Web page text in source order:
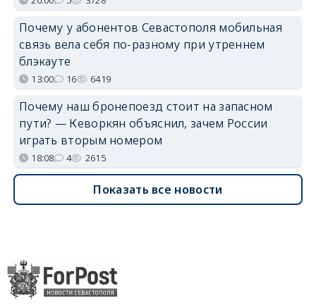
Почему у абонентов Севастополя мобильная
связь вела себя по-разному при утреннем
блэкауте
13:00 16 6419
Почему наш бронепоезд стоит на запасном
пути? — Кеворкян объяснил, зачем России
играть вторым номером
18:08 4 2615
Показать все новости